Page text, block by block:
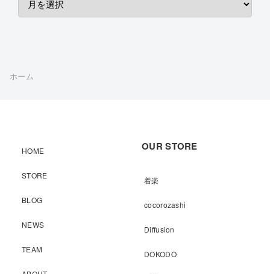
ホーム
HOME
STORE
BLOG
NEWS
TEAM
OUR STORE
着楽
cocorozashi
Diffusion
DOKODO